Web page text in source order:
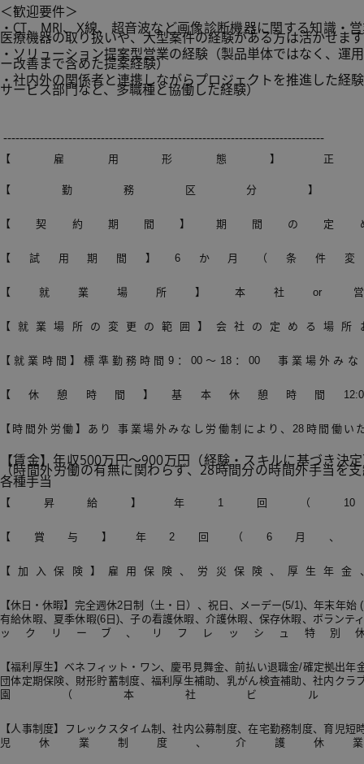
＜歓迎要件＞
・CT、MRI、X線、超音波など画像診断機器に関する知識・
医療機器の取り扱いや、大型案件の経験がある方は活かせま
・ソリューション提案型営業の経験（製品単体ではなく、運
ー改善まで含めた提案経験）
・社内外の関係者と連携しながらプロジェクトを推進した経
サービス部門など、多職種と協働した経験）
-------------------------------------------------------------------------------
【雇用形態】正
【勤務区分】
【契約期間】期間の定
【試用期間】6か月（条件変
【就業場所】本社or
【就業場所の変更の範囲】会社の定める場所
【就業時間】標準勤務時間9：00～18：00 事業場外みな
【休憩時間】基本休憩時間12:00
【時間外労働】あり 事業場外みなし労働制により、28時間働い
【賃金】年収500万円～900万円（経験・スキルに基づき決
（時間外労働の有無に関わらず、28時間分の時間外手当を
各種手当
【昇給】年1回（10
【賞与】年2回（6月、
【加入保険】雇用保険、労災保険、厚生年金
【休日・休暇】完全週休2日制（土・日）、祝日、メーデー(5/1)、年末年始
有給休暇、夏季休暇(6日)、子の看護休暇、介護休暇、保存休暇、ボランテ
ックリーブ、リフレッシュ特別
【福利厚生】ベネフィット・ワン、慶弔見舞金、前払い退職金/確定拠出年
団体定期保険、財形貯蓄制度、福利厚生補助、乳がん検査補助、社内クラ
園（本社ビル
【人事制度】フレックスタイム制、社内公募制度、在宅勤務制度、育児短
児休業制度、介護休